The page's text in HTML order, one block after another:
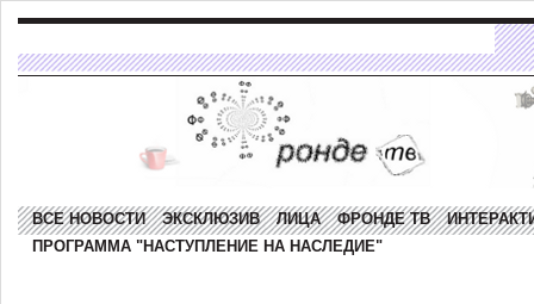
ВСЕ НОВОСТИ ЭКСКЛЮЗИВ ЛИЦА ФРОНДЕ ТВ
ПРОГРАММА "НАСТУПЛЕНИЕ НА НАСЛЕДИЕ"